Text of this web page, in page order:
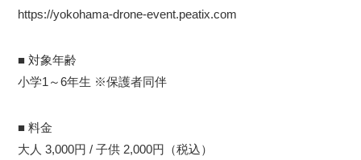
https://yokohama-drone-event.peatix.com
■ 対象年齢
小学1～6年生 ※保護者同伴
■ 料金
大人 3,000円 / 子供 2,000円（税込）